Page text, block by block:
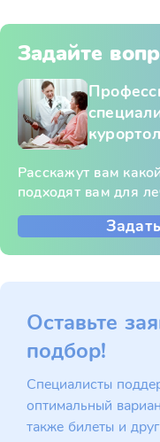
Задайте
Расскажут вам
подходят вам для
Оставьте
подбор!
Специалисты
оптимальный
также билеты и